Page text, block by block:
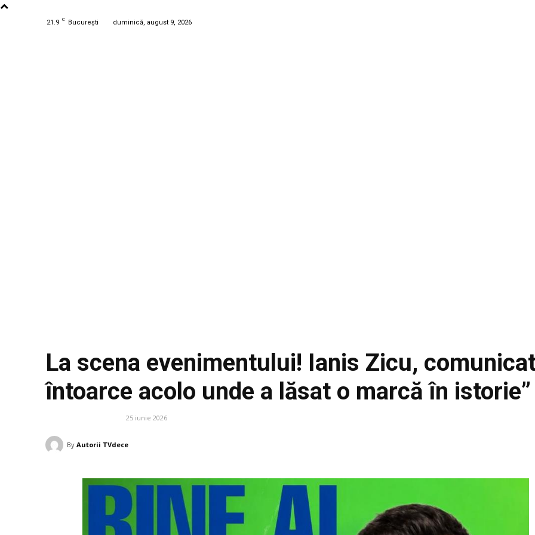
21.9 C București duminică, august 9, 2026
La scena evenimentului! Ianis Zicu,
întoarce acolo unde a lăsat o marcă în istorie”
25 iunie 2026
By Autorii TVdece